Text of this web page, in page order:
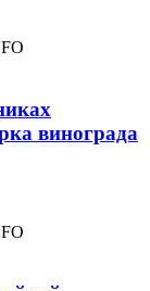
винограда